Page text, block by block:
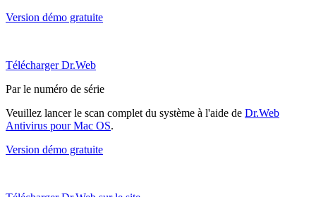
Version démo gratuite
Télécharger Dr.Web
Par le numéro de série
Veuillez lancer le scan complet du système à l'aide de Dr.Web
Antivirus pour Mac OS.
Version démo gratuite